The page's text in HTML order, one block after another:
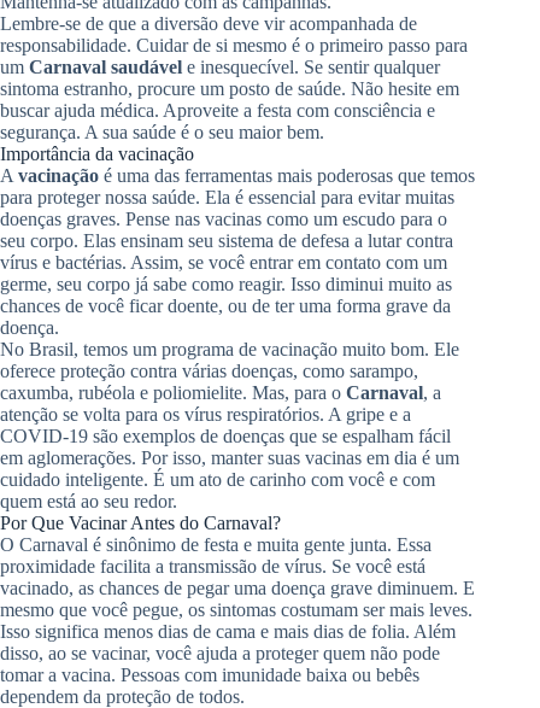
Lembre-se de que a diversão deve vir acompanhada de
responsabilidade. Cuidar de si mesmo é o primeiro passo para
um Carnaval saudável e inesquecível. Se sentir qualquer
sintoma estranho, procure um posto de saúde. Não hesite em
buscar ajuda médica. Aproveite a festa com consciência e
segurança. A sua saúde é o seu maior bem.
Importância da vacinação
A vacinação é uma das ferramentas mais poderosas que temos
para proteger nossa saúde. Ela é essencial para evitar muitas
doenças graves. Pense nas vacinas como um escudo para o
seu corpo. Elas ensinam seu sistema de defesa a lutar contra
vírus e bactérias. Assim, se você entrar em contato com um
germe, seu corpo já sabe como reagir. Isso diminui muito as
chances de você ficar doente, ou de ter uma forma grave da
doença.
No Brasil, temos um programa de vacinação muito bom. Ele
oferece proteção contra várias doenças, como sarampo,
caxumba, rubéola e poliomielite. Mas, para o Carnaval, a
atenção se volta para os vírus respiratórios. A gripe e a
COVID-19 são exemplos de doenças que se espalham fácil
em aglomerações. Por isso, manter suas vacinas em dia é um
cuidado inteligente. É um ato de carinho com você e com
quem está ao seu redor.
Por Que Vacinar Antes do Carnaval?
O Carnaval é sinônimo de festa e muita gente junta. Essa
proximidade facilita a transmissão de vírus. Se você está
vacinado, as chances de pegar uma doença grave diminuem. E
mesmo que você pegue, os sintomas costumam ser mais leves.
Isso significa menos dias de cama e mais dias de folia. Além
disso, ao se vacinar, você ajuda a proteger quem não pode
tomar a vacina. Pessoas com imunidade baixa ou bebês
dependem da proteção de todos.